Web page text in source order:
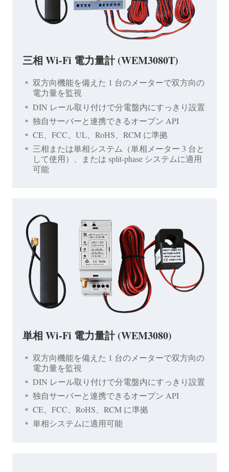
三相 Wi-Fi 電力量計 (WEM3080T)
双方向機能を備えた 1 台のメーターで双方向の
電力量を監視
DIN レール取り付けで分電盤内にすっきり設置
独自サーバーと連携できるオープン API
CE、FCC、UL、RoHS、RCM に準拠
三相または単相システム（単相メーター 3 台と
して使用）、または split-phase システムに適用
可能
単相 Wi-Fi 電力量計 (WEM3080)
双方向機能を備えた 1 台のメーターで双方向の
電力量を監視
DIN レール取り付けで分電盤内にすっきり設置
独自サーバーと連携できるオープン API
CE、FCC、RoHS、RCM に準拠
単相システムに適用可能